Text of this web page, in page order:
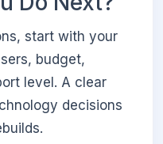
start with your
budget,
level. A clear
decisions